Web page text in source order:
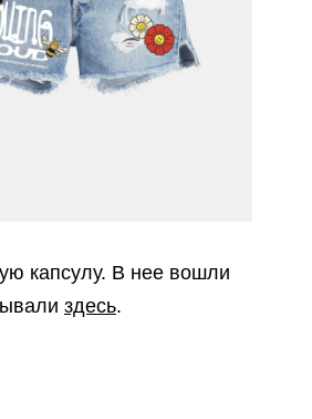
капсулу. В нее вошли
здесь.